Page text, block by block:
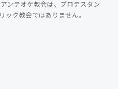
ンテオケ教会は、プロテスタン
ック教会ではありません。